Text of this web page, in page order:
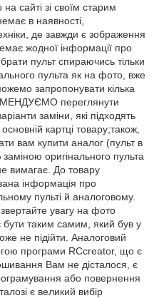
сайті зі своїм старим
в наявності,
де завжди є зображення
жодної інформації про
пульт спираючись тільки
пульта як на фото, вже
запропонувати кілька
переглянути
заміни, які підходять
картці товару;також,
вам купити аналог (пульт в
оригінального пульта
вимагає. До товару
інформація про
пульті й аналоговому.
увагу на фото
бути таким самим, який був у
не підійти. Аналоговий
програми RCcreator, що є
Вам не дісталося, є
або повернення
є великий вибір